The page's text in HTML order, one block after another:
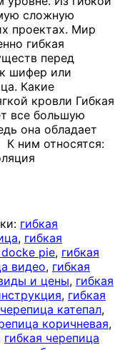
сложную
проектах. Мир
гибкая
перед
шифер или
Какие
кровли Гибкая
все большую
она обладает
ним относятся:
гибкая
, гибкая
docke pie, гибкая
видео, гибкая
и цены, гибкая
, гибкая
катепал,
коричневая,
гибкая черепица